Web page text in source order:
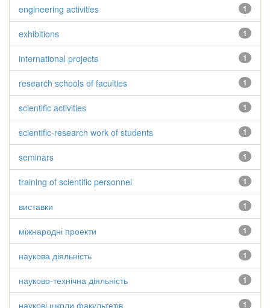
1
engineering activities
1
exhibitions
1
international projects
1
research schools of faculties
1
scientific activities
1
scientific-research work of students
1
seminars
1
training of scientific personnel
1
виставки
1
міжнародні проекти
1
наукова діяльність
1
науково-технічна діяльність
1
наукові школи факультетів